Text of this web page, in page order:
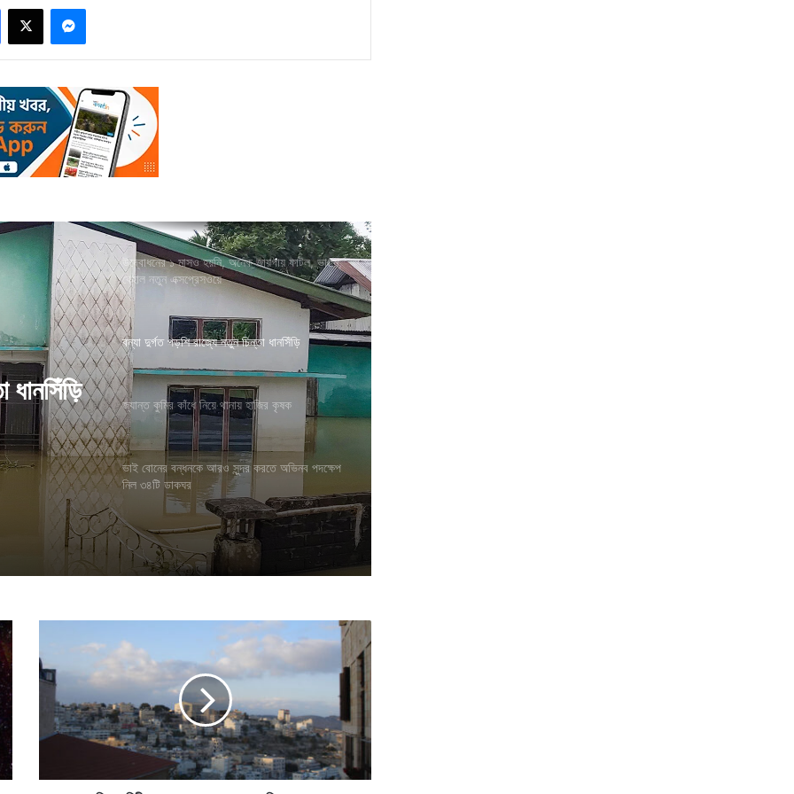
ধানসিঁড়ি
কৃষক
উদ্বোধনের ১ মাসও হয়নি, অনেক জায়গায় ফাটল, ভাঙন,
বেহাল নতুন এক্সপ্রেসওয়ে
বন্যা দুর্গত পড়শি রাজ্যে নতুন চিন্তা ধানসিঁড়ি
জ্যান্ত কুমির কাঁধে নিয়ে থানায় হাজির কৃষক
ভাই বোনের বন্ধনকে আরও সুন্দর করতে অভিনব পদক্ষেপ
নিল ৩৪টি ডাকঘর
দি
নে
বী
ন